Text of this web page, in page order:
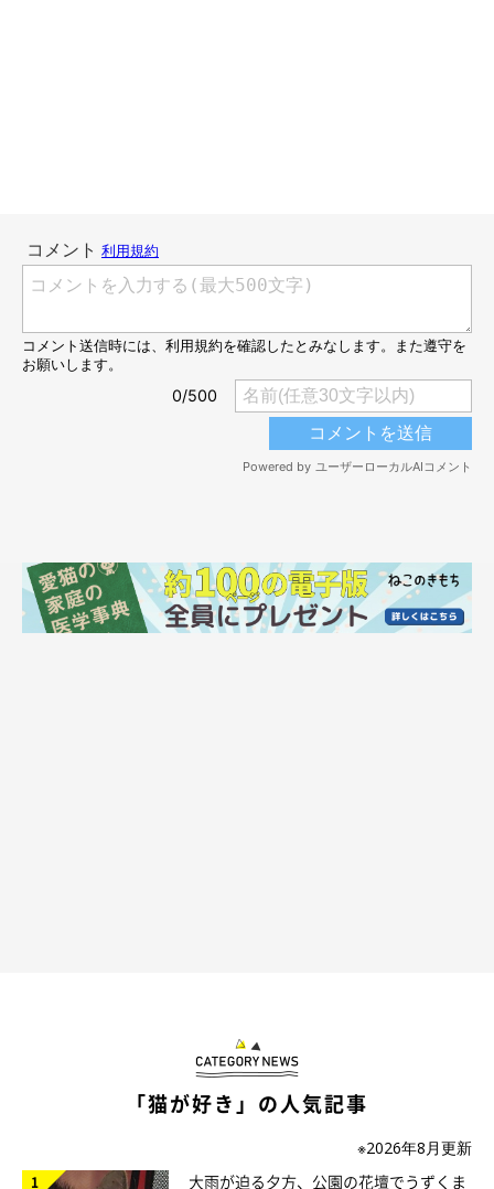
「猫が好き」の人気記事
※2026年8月更新
大雨が迫る夕方、公園の花壇でうずくま